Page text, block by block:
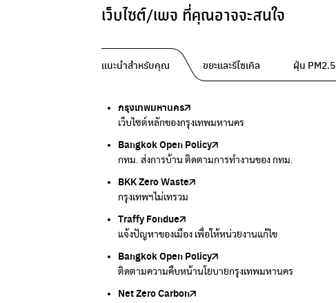
เว็บไซต์/เพจ ที่คุณอาจจะสนใจ
แนะนำสำหรับคุณ ขยะและรีไซเคิล ฝุ่น PM2.5
กรุงเทพมหานคร
เว็บไซต์หลักของกรุงเทพมหานคร
Bangkok Open Policy
กทม. ส่งการบ้าน ติดตามการทำงานของ กทม.
BKK Zero Waste
กรุงเทพฯไม่เทรวม
Traffy Fondue
แจ้งปัญหาของเมือง เพื่อให้หน่วยงานแก้ไข
Bangkok Open Policy
ติดตามความคืบหน้านโยบายกรุงเทพมหานคร
Net Zero Carbon
Traffy Fondue
แจ้งปัญหาขยะ เพื่อให้หน่วยงานแก้ไข
CHULA Zero Waste
จัดการขยะภายในพื้นที่อย่างเป็นระบบ
กรมควบคุมมลพิษ
แหล่งข้อมูลเกี่ยวกับมาตรฐานคุณภาพอากาศ น้ำ และเสียง
Recycle day
Platform เปลี่ยนพฤติกรรมการแยกขยะ
WASTE BUY delivery
รับซื้อขยะถึงบ้าน
Green map
Traffy Fondue
แจ้งปัญหาฝุ่น เพื่อให้หน่วยงานแก้ไข
กรมควบคุมมลพิษ
แหล่งข้อมูลเกี่ยวกับมาตรฐานคุณภาพอากาศ น้ำ และเสียง
Greenpeace
มูลนิธิสภาประชาชนเพื่อสิ่งแวดล้อม
Bangkok Trees
ความคืบหน้าโครงการต้นไม้ล้านต้น
Thai Green Urban (TGU)
ระบบฐานข้อมูลด้านสิ่งแวดล้อมและพื้นที่สีเขียว
กระทรวงทรัพยากรธรรมชาติและสิ่งแวดล้อม
กรมส่งเสริมคุณภาพและสิ่งแวดล้อม
DCCE
กรมการเปลี่ยนแปลงสภาพภูมิอากาศและสิ่งแวดล้อม
Greenpeace
มูลนิธิสภาประชาชนเพื่อสิ่งแวดล้อม
Carbon Footprint Thailand
เรียนรู้เครื่องมือคำนวณคาร์บอนฟุตพริ้นท์
EJF Thailand
Environmental Justice Foundation Thailand